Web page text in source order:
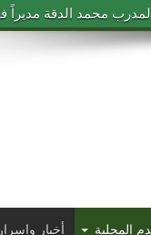
سنترال كوست الاسترالي
المحلية أخبار واسرار